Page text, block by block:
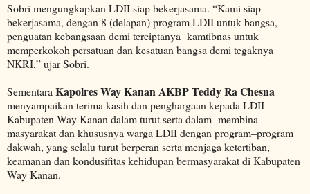
Sobri mengungkapkan LDII siap bekerjasama. “Kami siap
bekerjasama, dengan 8 (delapan) program LDII untuk bangsa,
penguatan kebangsaan demi terciptanya kamtibnas untuk
memperkokoh persatuan dan kesatuan bangsa demi tegaknya
NKRI,” ujar Sobri.
SementaraKapolres Way Kanan AKBP Teddy Ra Chesna
menyampaikan terima kasih dan penghargaan kepada LDII
Kabupaten Way Kanan dalam turut serta dalam membina
masyarakat dan khususnya warga LDII dengan program–program
dakwah, yang selalu turut berperan serta menjaga ketertiban,
keamanan dan kondusifitas kehidupan bermasyarakat di Kabupaten
Way Kanan.